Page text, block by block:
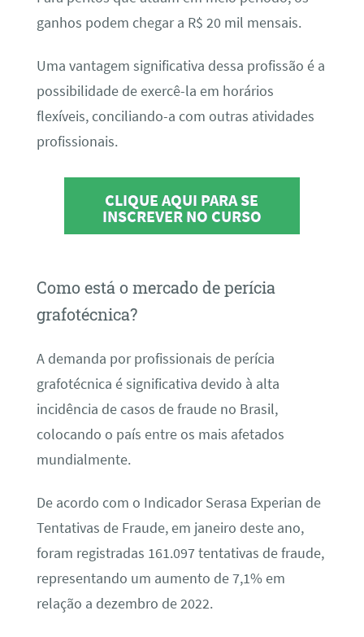
ganhos podem chegar a R$ 20 mil mensais.
Uma vantagem significativa dessa profissão é a
possibilidade de exercê-la em horários
flexíveis, conciliando-a com outras atividades
profissionais.
CLIQUE AQUI PARA SE
INSCREVER NO CURSO
Como está o mercado de perícia
grafotécnica?
A demanda por profissionais de perícia
grafotécnica é significativa devido à alta
incidência de casos de fraude no Brasil,
colocando o país entre os mais afetados
mundialmente.
De acordo com o Indicador Serasa Experian de
Tentativas de Fraude, em janeiro deste ano,
foram registradas 161.097 tentativas de fraude,
representando um aumento de 7,1% em
relação a dezembro de 2022.